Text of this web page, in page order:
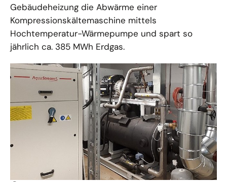
Gebäudeheizung die Abwärme einer
Kompressionskältemaschine mittels
Hochtemperatur-Wärmepumpe und spart so
jährlich ca. 385 MWh Erdgas.